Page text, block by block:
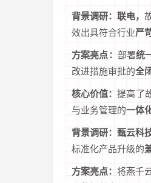
背景调研：联电，
效出具符合行业严
方案亮点： 部署统
改进措施审批的全
核心价值：提高了
与业务管理的一体
背景调研：甄云科
标准化产品升级的
方案亮点：将燕千